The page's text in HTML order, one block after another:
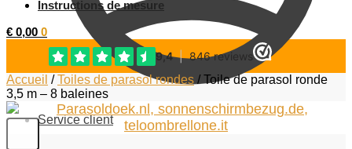
Service client
Instructions de mesure
€ 0,00 0
Accueil /Toiles de parasol rondes / Toile de parasol ronde
3,5 m – 8 baleines